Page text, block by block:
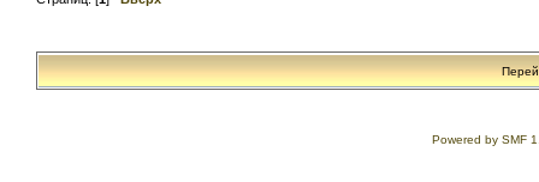
Powered by SMF